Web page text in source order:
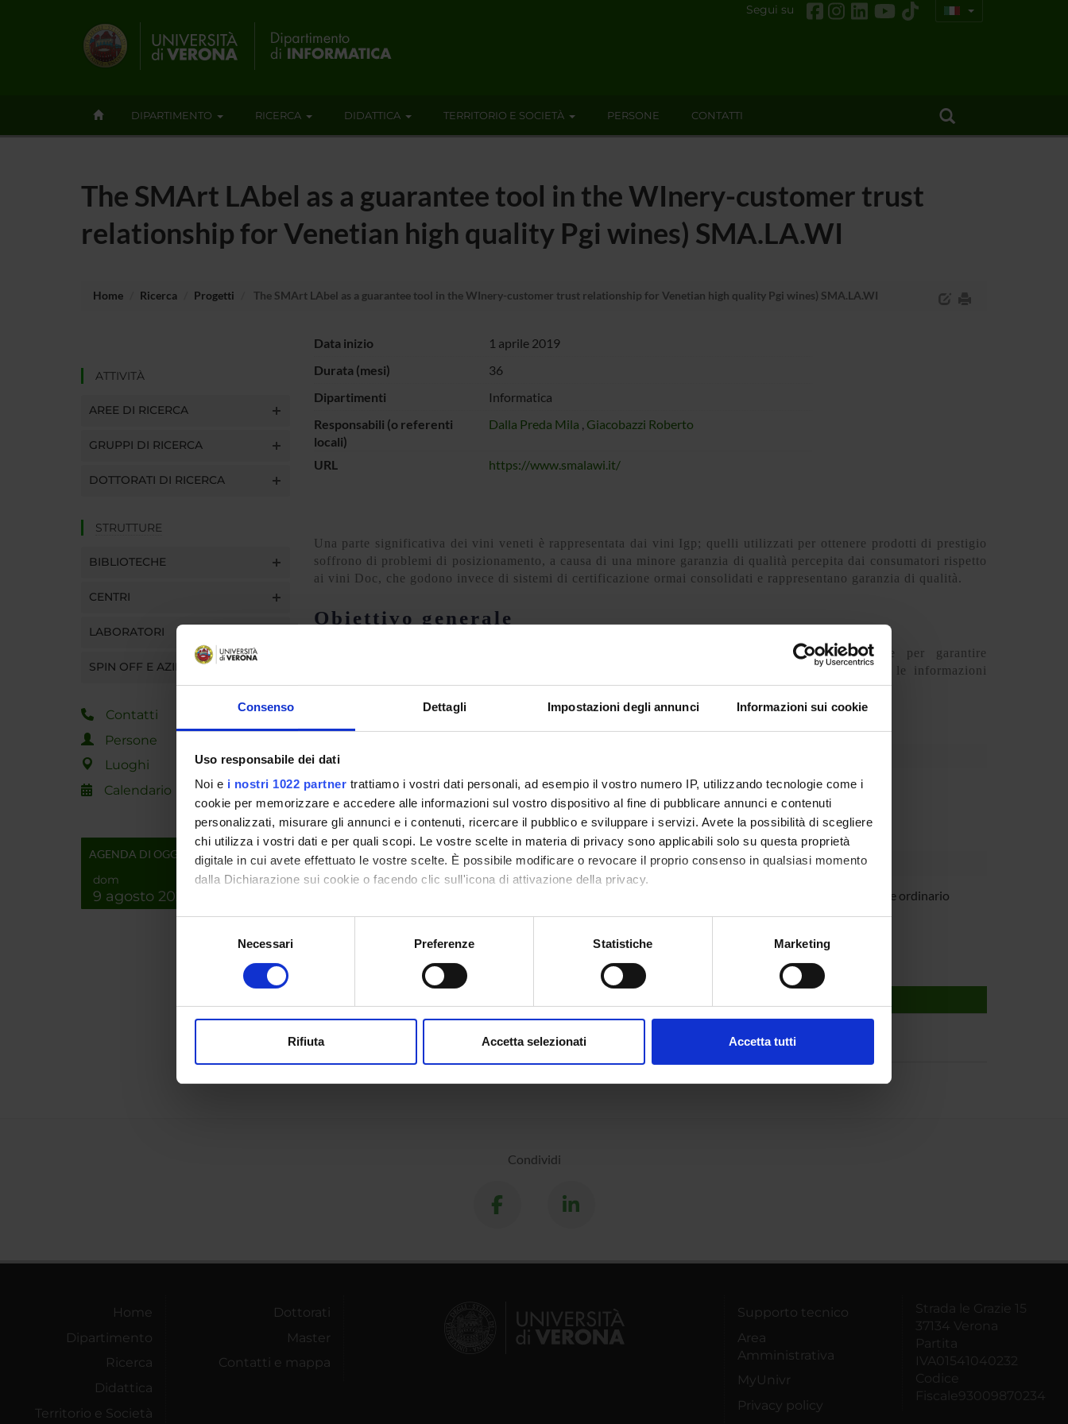
Consenso Dettagli Impostazioni degli annunci Informazioni sui cookie
Uso responsabile dei dati
Noi e i nostri 1022 partner trattiamo i vostri dati personali, ad esempio il vostro numero IP, utilizzando tecnologie come i
cookie per memorizzare e accedere alle informazioni sul vostro dispositivo al fine di pubblicare annunci e contenuti
personalizzati, misurare gli annunci e i contenuti, ricercare il pubblico e sviluppare i servizi. Avete la possibilità di scegliere
chi utilizza i vostri dati e per quali scopi. Le vostre scelte in materia di privacy sono applicabili solo su questa proprietà
digitale in cui avete effettuato le vostre scelte. È possibile modificare o revocare il proprio consenso in qualsiasi momento
dalla Dichiarazione sui cookie o facendo clic sull'icona di attivazione della privacy.
Con il tuo consenso, vorremmo anche:
raccogliere informazioni sulla tua posizione geografica, con un'approssimazione di qualche metro,
digitali).
modificare o ritirare il tuo consenso in qualsiasi momento dalla Dichiarazione sui cookie.
Necessari Preferenze Statistiche Marketing
Rifiuta Accetta selezionati Accetta tutti
Segui su
DIPARTIMENTO RICERCA DIDATTICA TERRITORIO E SOCIETÀ PERSONE CONTATTI
The SMArt LAbel as a guarantee tool in the WInery-customer trust
relationship for Venetian high quality Pgi wines) SMA.LA.WI
Home Ricerca Progetti The SMArt LAbel as a guarantee tool in the WInery-customer trust relationship for Venetian high quality Pgi wines) SMA.LA.WI
ATTIVITÀ
AREE DI RICERCA
GRUPPI DI RICERCA
DOTTORATI DI RICERCA
STRUTTURE
BIBLIOTECHE
CENTRI
LABORATORI
SPIN OFF E AZIENDE
Contatti
Persone
Luoghi
Calendario
AGENDA DI OGGI
dom
9 agosto 2026
Data inizio
1 aprile 2019
Durata (mesi)
36
Dipartimenti
Informatica
Responsabili (o referenti
locali)
Dalla Preda Mila , Giacobazzi Roberto
URL https://www.smalawi.it/
Una parte significativa dei vini veneti è rappresentata dai vini Igp; quelli utilizzati per ottenere prodotti di prestigio
soffrono di problemi di posizionamento, a causa di una minore garanzia di qualità percepita dai consumatori rispetto
ai vini Doc, che godono invece di sistemi di certificazione ormai consolidati e rappresentano garanzia di qualità.
Obiettivo generale
L’obiettivo del progetto dimostrativo SMA.LA.WI. è implementare un’etichetta intelligente per garantire
l’autenticità dei vini veneti Igp, attraverso processi e tecnologie che consentano di codificare le informazioni
pertinenti attraverso un sistema di crittografia robusto e sicuro.
ENTI FINANZIATORI:
Regione Veneto Finanziamento:assegnato e gestito dal Dipartimento
PARTECIPANTI AL PROGETTO
Professore ordinario
Software creation and management
Condividi
Home
Dipartimento
Ricerca
Didattica
Territorio e Società
Dottorati
Master
Contatti e mappa
Supporto tecnico
Area
Amministrativa
MyUnivr
Privacy policy
Strada le Grazie 15
37134 Verona
Partita
IVA01541040232
Codice
Fiscale93009870234